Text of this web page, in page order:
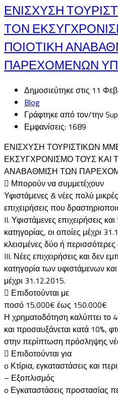
ΕΝΙΣΧΥΣΗ
ΤΟΝ
ΠΟΙΟΤΙΚΗ
ΠΑΡΕΧΟΜΕΝΩΝ
Δημοσιεύτηκε στις 11
Blog
Γράφτηκε από τον/την
Εμφανίσεις: 1689
ΕΝΙΣΧΥΣΗ ΤΟΥΡΙΣΤΙΚΩΝ
ΕΚΣΥΓΧΡΟΝΙΣΜΟ ΤΟΥΣ ΚΑΙ
ΑΝΑΒΑΘΜΙΣΗ ΤΩΝ
 Μπορούν να συμμετέχουν
Υφιστάμενες & νέες πολύ
επιχειρήσεις που
II. Υφιστάμενες επιχειρήσεις
κατηγορίας, οι οποίες μέχρι
κλεισμένες δύο ή περισσότερες
III. Νέες επιχειρήσεις και δεν
κατηγορία των υφιστάμενων
μέχρι 31.12.2015.
 Επιδοτούνται με
ποσό 15.000€ έως 150.000€
Η χρηματοδότηση καλύπτει το
και προσαυξάνεται κατά 10%,
στην περίπτωση πρόσληψης
 Επιδοτούνται για
o Κτίρια, εγκαταστάσεις και
– Εξοπλισμός
o Εγκαταστάσεις προστασίας